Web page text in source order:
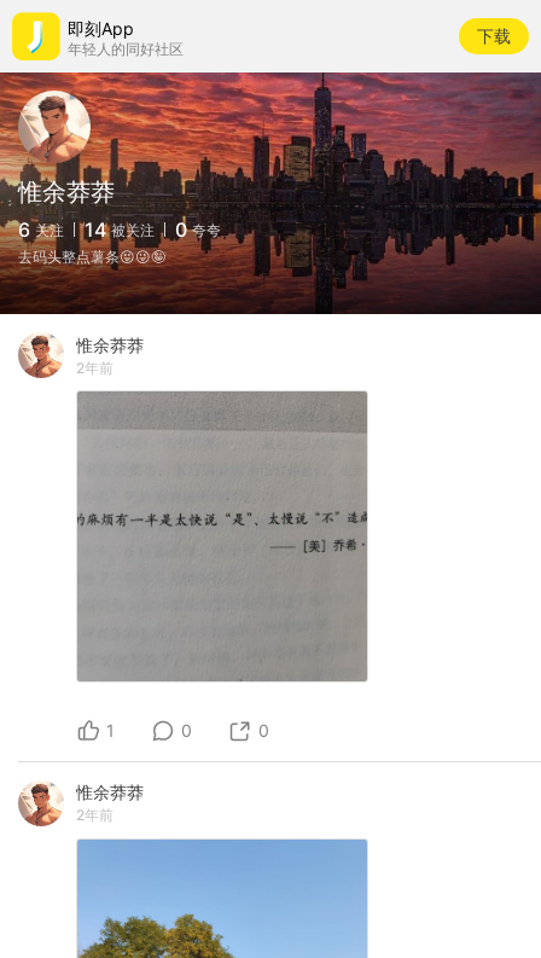
即刻App
年轻人的同好社区
下载
惟余莽莽
6 关注 14 被关注 0 夸夸
去码头整点薯条😝😜🤪
惟余莽莽
2年前
1 0 0
惟余莽莽
2年前